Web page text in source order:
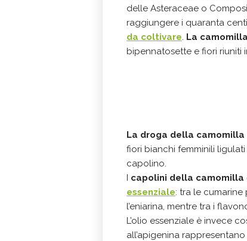
delle Asteraceae o
raggiungere i quaranta
da coltivare. La
bipennatosette e fiori riuniti
La droga della
fiori bianchi femminili
capolino.
I capolini della camomilla
essenziale: tra le cumarine
l’eniarina, mentre tra i
L’olio essenziale è invece
all’apigenina